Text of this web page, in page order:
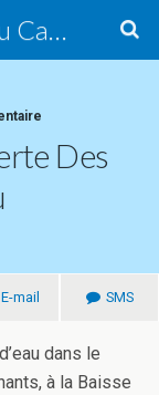
LPO PACA Alpilles Crau Camargue, groupe local
Des
E-mail SMS
dans le
à la Baisse